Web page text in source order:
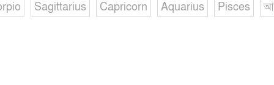
Sagittarius Capricorn Aquarius Pisces